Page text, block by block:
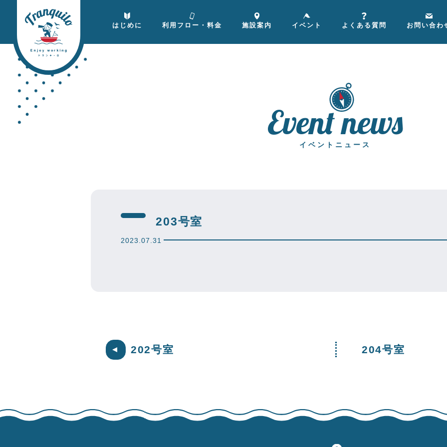
はじめに 利用フロー・料金 施設案内 イベント よくある質問 お問い合わ
event news
イベントニュース
203号室
2023.07.31
202号室 204号室